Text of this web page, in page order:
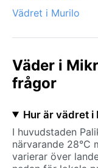
Vädret i Murilo
Väder i
frågor
Hur är vädret i
I huvudstaden
närvarande 28°C
varierar över